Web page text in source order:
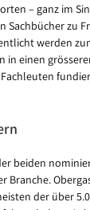
– ganz im
Sachbücher zu
werden
in einen
beiden
Branche.
der über